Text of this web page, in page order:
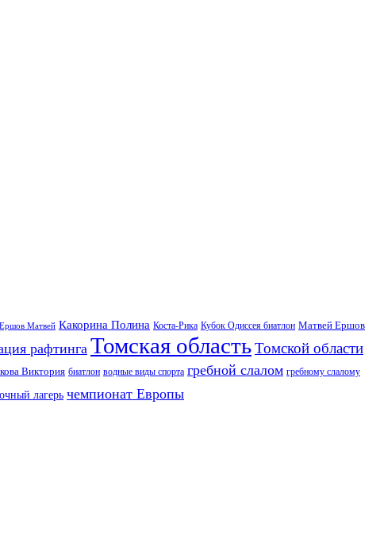
Ершов Матвей Какорина Полина Коста-Рика Кубок Одиссея биатлон Матвей Ершов
рафтинга Томская областьТомской области
Виктория биатлон водные виды спорта гребной слалом гребному слалому
лагерь чемпионат Европы